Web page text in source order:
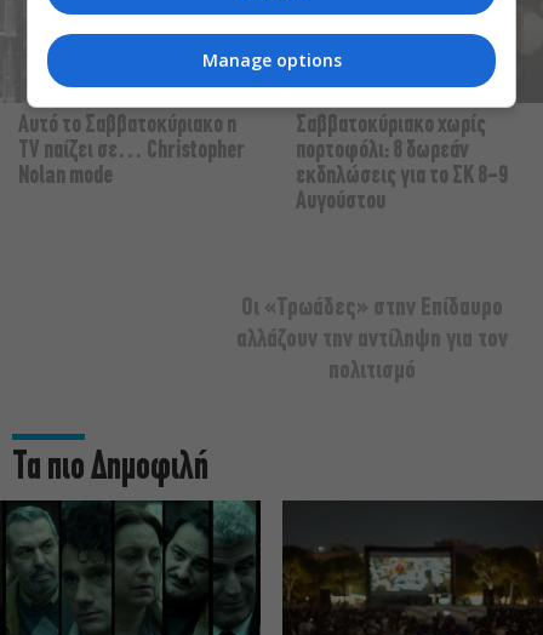
Αυτό το Σαββατοκύριακο η
TV παίζει σε… Christopher
Nolan mode
Σαββατοκύριακο χωρίς
πορτοφόλι: 8 δωρεάν
εκδηλώσεις για το ΣΚ 8-9
Αυγούστου
Οι «Τρωάδες» στην Επίδαυρο
αλλάζουν την αντίληψη για τον
πολιτισμό
Τα πιο Δημοφιλή
Manage options